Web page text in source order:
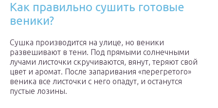
Как правильно сушить готовые
веники?
Сушка производится на улице, но веники
развешивают в тени. Под прямыми солнечными
лучами листочки скручиваются, вянут, теряют свой
цвет и аромат. После запаривания «перегретого»
веника все листочки с него опадут, и останутся
пустые лозины.